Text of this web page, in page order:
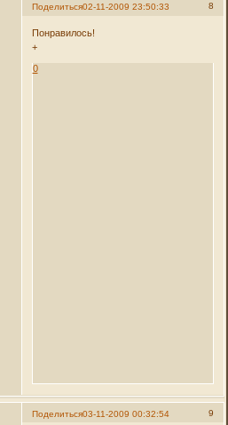
Поделиться 8
02-11-2009 23:50:33
Понравилось!
+
0
Поделиться 9
03-11-2009 00:32:54